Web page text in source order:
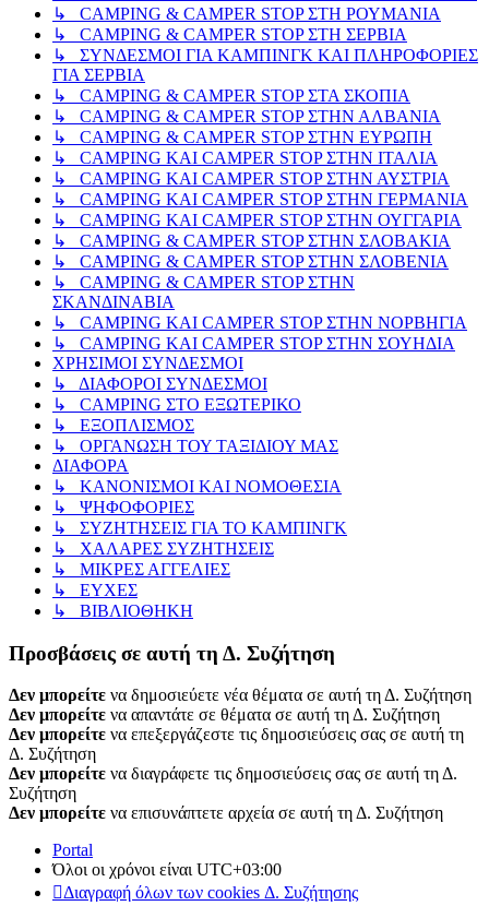
↳ CAMPING & CAMPER STOP ΣΤΗ ΡΟΥΜΑΝΙΑ
↳ CAMPING & CAMPER STOP ΣΤΗ ΣΕΡΒΙΑ
↳ ΣΥΝΔΕΣΜΟΙ ΓΙΑ ΚΑΜΠΙΝΓΚ ΚΑΙ ΠΛΗΡΟΦΟΡΙΕΣ
ΓΙΑ ΣΕΡΒΙΑ
↳ CAMPING & CAMPER STOP ΣΤΑ ΣΚΟΠΙΑ
↳ CAMPING & CAMPER STOP ΣΤΗΝ ΑΛΒΑΝΙΑ
↳ CAMPING & CAMPER STOP ΣΤΗΝ ΕΥΡΩΠΗ
↳ CAMPING KAI CAMPER STOP ΣΤΗΝ ΙΤΑΛΙΑ
↳ CAMPING KAI CAMPER STOP ΣΤΗΝ ΑΥΣΤΡΙΑ
↳ CAMPING KAI CAMPER STOP ΣΤΗΝ ΓΕΡΜΑΝΙΑ
↳ CAMPING KAI CAMPER STOP ΣΤΗΝ ΟΥΓΓΑΡΙΑ
↳ CAMPING & CAMPER STOP ΣΤΗΝ ΣΛΟΒΑΚΙΑ
↳ CAMPING & CAMPER STOP ΣΤΗΝ ΣΛΟΒΕΝΙΑ
↳ CAMPING & CAMPER STOP ΣΤΗΝ
ΣΚΑΝΔΙΝΑΒΙΑ
↳ CAMPING KAI CAMPER STOP ΣΤΗΝ ΝΟΡΒΗΓΙΑ
↳ CAMPING KAI CAMPER STOP ΣΤΗΝ ΣΟΥΗΔΙΑ
ΧΡΗΣΙΜΟΙ ΣΥΝΔΕΣΜΟΙ
↳ ΔΙΑΦΟΡΟΙ ΣΥΝΔΕΣΜΟΙ
↳ CAMPING ΣΤΟ ΕΞΩΤΕΡΙΚΟ
↳ ΕΞΟΠΛΙΣΜΟΣ
↳ ΟΡΓΑΝΩΣΗ ΤΟΥ ΤΑΞΙΔΙΟΥ ΜΑΣ
ΔΙΑΦΟΡΑ
↳ ΚΑΝΟΝΙΣΜΟΙ ΚΑΙ ΝΟΜΟΘΕΣΙΑ
↳ ΨΗΦΟΦΟΡΙΕΣ
↳ ΣΥΖΗΤΗΣΕΙΣ ΓΙΑ ΤΟ ΚΑΜΠΙΝΓΚ
↳ ΧΑΛΑΡΕΣ ΣΥΖΗΤΗΣΕΙΣ
↳ ΜΙΚΡΕΣ ΑΓΓΕΛΙΕΣ
↳ ΕΥΧΕΣ
↳ ΒΙΒΛΙΟΘΗΚΗ
Προσβάσεις σε αυτή τη Δ. Συζήτηση
Δεν μπορείτε να δημοσιεύετε νέα θέματα σε αυτή τη Δ. Συζήτηση
Δεν μπορείτε να απαντάτε σε θέματα σε αυτή τη Δ. Συζήτηση
Δεν μπορείτε να επεξεργάζεστε τις δημοσιεύσεις σας σε αυτή τη
Δ. Συζήτηση
Δεν μπορείτε να διαγράφετε τις δημοσιεύσεις σας σε αυτή τη Δ.
Συζήτηση
Δεν μπορείτε να επισυνάπτετε αρχεία σε αυτή τη Δ. Συζήτηση
Portal
Όλοι οι χρόνοι είναι UTC+03:00
Διαγραφή όλων των cookies Δ. Συζήτησης